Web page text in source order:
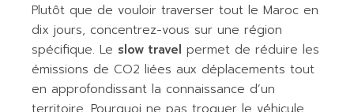
Plutôt que de vouloir traverser tout le Maroc en
dix jours, concentrez-vous sur une région
spécifique. Le slow travel permet de réduire les
émissions de CO2 liées aux déplacements tout
en approfondissant la connaissance d’un